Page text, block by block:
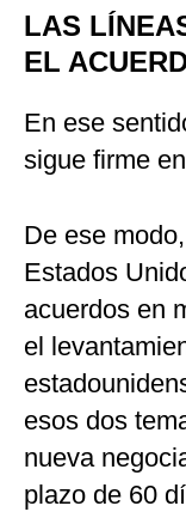
LAS
EL
En ese
sigue firme
De ese
Estados
acuerdos en
el
esos dos
nueva
plazo de 60